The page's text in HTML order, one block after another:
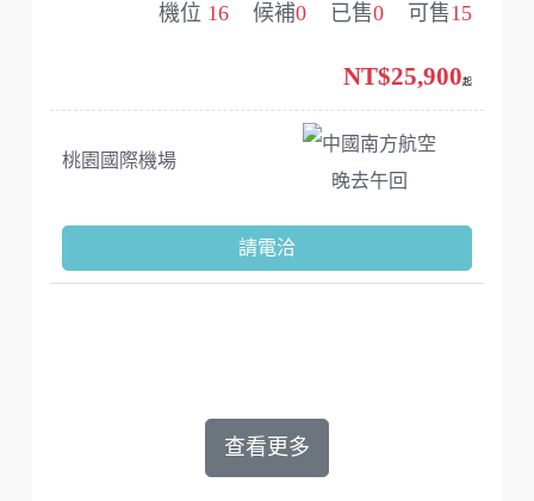
機位 16 候補0 已售0 可售15
桃園國際機場
中國南方航空
晚去午回
NT$25,900起
請電洽
查看更多